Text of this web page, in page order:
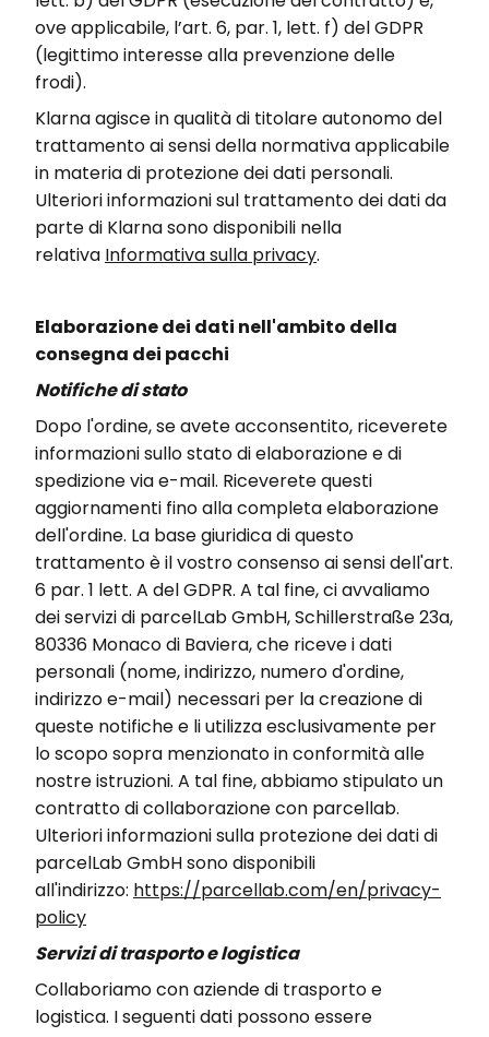
ove applicabile, l’art. 6, par. 1, lett. f) del GDPR
(legittimo interesse alla prevenzione delle
frodi).
Klarnaagisce in qualità di titolare autonomo del
trattamento ai sensi della normativa applicabile
in materia di protezione dei dati personali.
Ulteriori informazioni sul trattamento dei dati da
parte di Klarnasono disponibili nella
relativa Informativa sulla privacy.
Elaborazione dei dati nell'ambito della
consegna dei pacchi
Notifiche di stato
Dopo l'ordine, se avete acconsentito, riceverete
informazioni sullo stato di elaborazione e di
spedizione via e-mail. Riceverete questi
aggiornamenti fino alla completa elaborazione
dell'ordine. La base giuridica di questo
trattamento è il vostro consenso ai sensi dell'art.
6 par. 1 lett. A del GDPR. A tal fine, ci avvaliamo
dei servizi di parcelLab GmbH, Schillerstraße 23a,
80336 Monaco di Baviera, che riceve i dati
personali (nome, indirizzo, numero d'ordine,
indirizzo e-mail) necessari per la creazione di
queste notifiche e li utilizza esclusivamente per
lo scopo sopra menzionato in conformità alle
nostre istruzioni. A tal fine, abbiamo stipulato un
contratto di collaborazione con parcellab.
Ulteriori informazioni sulla protezione dei dati di
parcelLab GmbH sono disponibili
all'indirizzo: https://parcellab.com/en/privacy-
policy
Servizi di trasporto e logistica
Collaboriamo con aziende di trasporto e
logistica. I seguenti dati possono essere